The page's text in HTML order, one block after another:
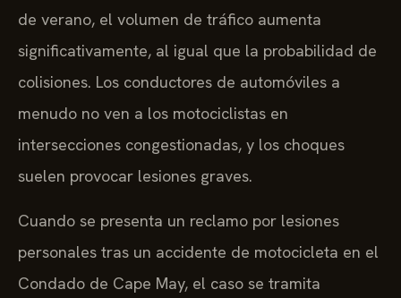
de verano, el volumen de tráfico aumenta
significativamente, al igual que la probabilidad de
colisiones. Los conductores de automóviles a
menudo no ven a los motociclistas en
intersecciones congestionadas, y los choques
suelen provocar lesiones graves.
Cuando se presenta un reclamo por lesiones
personales tras un accidente de motocicleta en el
Condado de Cape May, el caso se tramita